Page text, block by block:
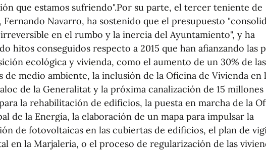
que estamos sufriendo".Por su parte, el tercer teniente de
Fernando Navarro, ha sostenido que el presupuesto
en el rumbo y la inercia del Ayuntamiento", y ha
hitos conseguidos respecto a 2015 que han afianzando las
ecológica y vivienda, como el aumento de un 30% de las
de medio ambiente, la inclusión de la Oficina de Vivienda en
de la Generalitat y la próxima canalización de 15 millones
la rehabilitación de edificios, la puesta en marcha de la
de la Energía, la elaboración de un mapa para impulsar la
de fotovoltaicas en las cubiertas de edificios, el plan de
en la Marjaleria, o el proceso de regularización de las